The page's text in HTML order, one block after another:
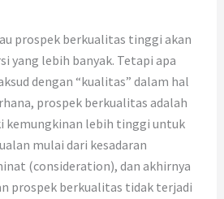
prospek berkualitas tinggi akan
yang lebih banyak. Tetapi apa
dengan “kualitas” dalam hal
prospek berkualitas adalah
kemungkinan lebih tinggi untuk
mulai dari kesadaran
(consideration), dan akhirnya
prospek berkualitas tidak terjadi